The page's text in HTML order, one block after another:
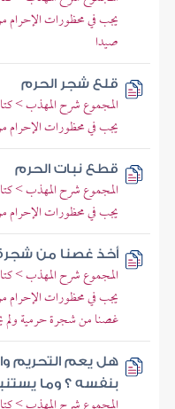
يجب في محظورات الإحرام
صيدا
قلع شجر الحرم
المجموع شرح المهذب >
يجب في محظورات الإحرام
قطع نبات الحرم
المجموع شرح المهذب >
يجب في محظورات الإحرام
أخذ غصنا من
المجموع شرح المهذب >
يجب في محظورات الإحرام
غصنا من شجرة حرمية ولم
هل يعم التحريم
بنفسه ؟ وما